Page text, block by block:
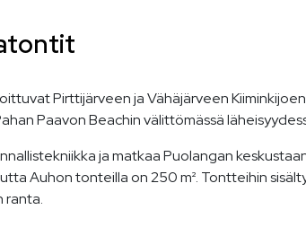
Pirttijärveen ja Vähäjärveen Kiiminkijoen
Paavon Beachin välittömässä
ja matkaa Puolangan
Auhon tonteilla on 250 m². Tontteihin
ranta.